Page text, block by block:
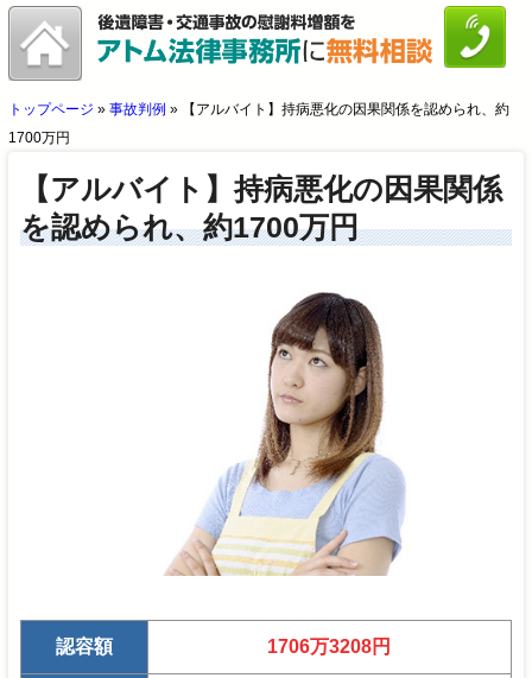
トップページ » 事故判例 »
【アルバイト】持病悪化の因果関係を認められ、約
1700万円
【アルバイト】持病悪化の因果関係
を認められ、約1700万円
認容額 1706万3208円